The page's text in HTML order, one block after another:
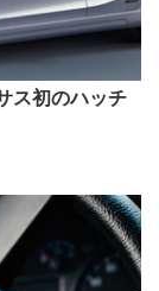
ス初のハッチ